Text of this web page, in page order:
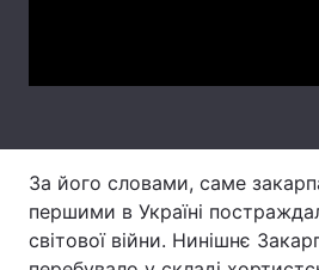
Екологія
За його словами, саме
першими в Україні
світової війни. Нинішнє